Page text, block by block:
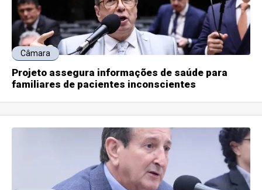
Câmara
Projeto assegura informações de saúde para
familiares de pacientes inconscientes